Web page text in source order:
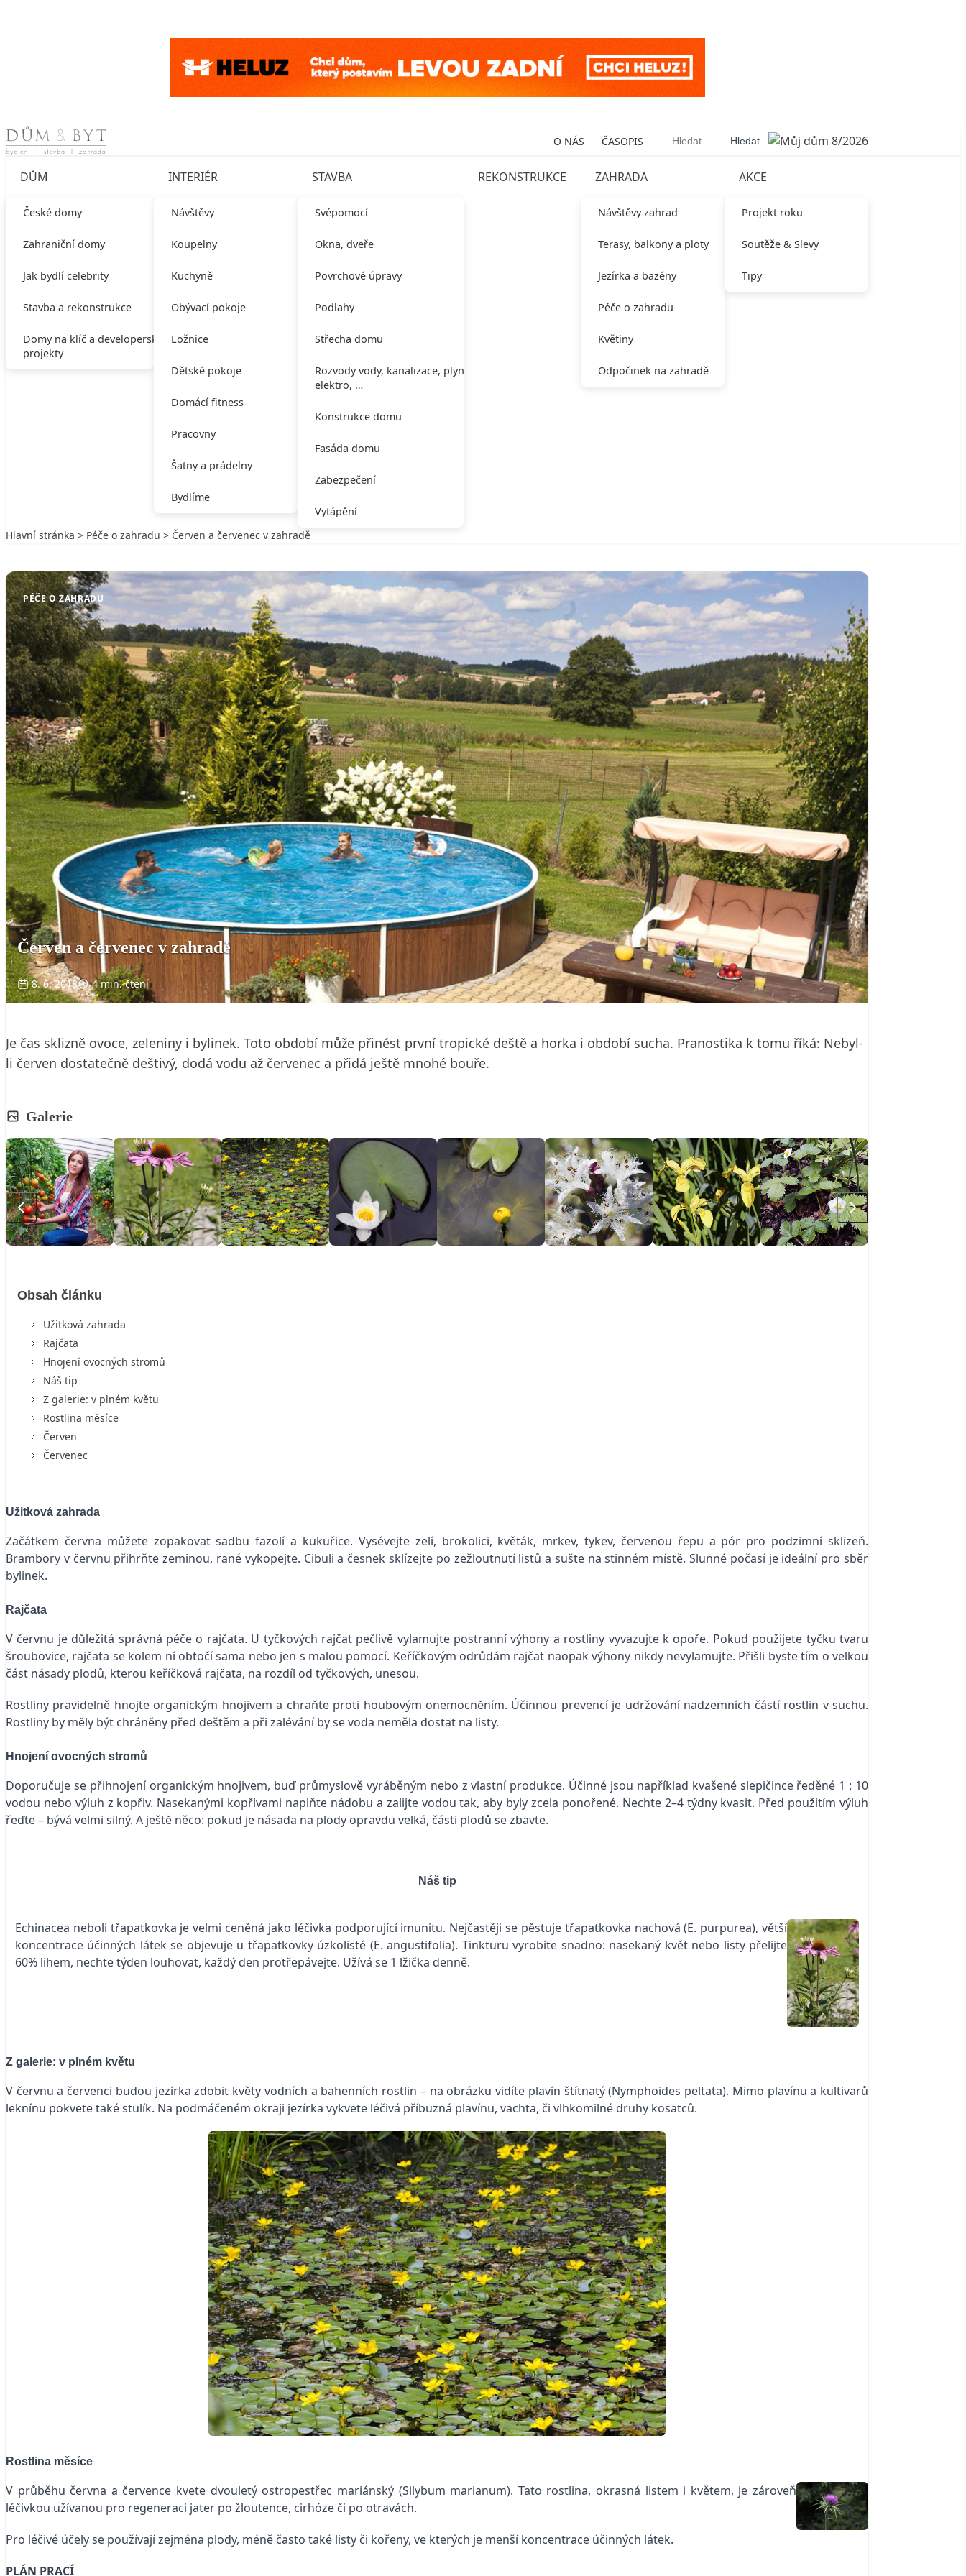
Skip to content O NÁS ČASOPIS Vyhledávání
DŮM
České domy
Zahraniční domy
Jak bydlí celebrity
Stavba a rekonstrukce
Domy na klíč a developerské
projekty
INTERIÉR
Návštěvy
Koupelny
Kuchyně
Obývací pokoje
Ložnice
Dětské pokoje
Domácí fitness
Pracovny
Šatny a prádelny
Bydlíme
STAVBA
Svépomocí
Okna, dveře
Povrchové úpravy
Podlahy
Střecha domu
Rozvody vody, kanalizace, plynu,
elektro, …
Konstrukce domu
Fasáda domu
Zabezpečení
Vytápění
REKONSTRUKCE ZAHRADA
Návštěvy zahrad
Terasy, balkony a ploty
Jezírka a bazény
Péče o zahradu
Květiny
Odpočinek na zahradě
AKCE
Projekt roku
Soutěže & Slevy
Tipy
Hlavní stránka > Péče o zahradu > Červen a červenec v zahradě
PÉČE O ZAHRADU
Červen a červenec v zahradě
8. 6. 2018 4 min. čtení
Je čas sklizně ovoce, zeleniny i bylinek. Toto období může přinést první tropické deště a horka i období sucha. Pranostika k tomu říká: Nebyl-
li červen dostatečně deštivý, dodá vodu až červenec a přidá ještě mnohé bouře.
Galerie
Obsah článku
Užitková zahrada
Rajčata
Hnojení ovocných stromů
Náš tip
Z galerie: v plném květu
Rostlina měsíce
Červen
Červenec
Užitková zahrada
Začátkem června můžete zopakovat sadbu fazolí a kukuřice. Vysévejte zelí, brokolici, květák, mrkev, tykev, červenou řepu a pór pro podzimní sklizeň.
Brambory v červnu přihrňte zeminou, rané vykopejte. Cibuli a česnek sklízejte po zežloutnutí listů a sušte na stinném místě. Slunné počasí je ideální pro sběr
bylinek.
Rajčata
V červnu je důležitá správná péče o rajčata. U tyčkových rajčat pečlivě vylamujte postranní výhony a rostliny vyvazujte k opoře. Pokud použijete tyčku tvaru
šroubovice, rajčata se kolem ní obtočí sama nebo jen s malou pomocí. Keříčkovým odrůdám rajčat naopak výhony nikdy nevylamujte. Přišli byste tím o velkou
část násady plodů, kterou keříčková rajčata, na rozdíl od tyčkových, unesou.
Rostliny pravidelně hnojte organickým hnojivem a chraňte proti houbovým onemocněním. Účinnou prevencí je udržování nadzemních částí rostlin v suchu.
Rostliny by měly být chráněny před deštěm a při zalévání by se voda neměla dostat na listy.
Hnojení ovocných stromů
Doporučuje se přihnojení organickým hnojivem, buď průmyslově vyráběným nebo z vlastní produkce. Účinné jsou například kvašené slepičince ředěné 1 : 10
vodou nebo výluh z kopřiv. Nasekanými kopřivami naplňte nádobu a zalijte vodou tak, aby byly zcela ponořené. Nechte 2–4 týdny kvasit. Před použitím výluh
řeďte – bývá velmi silný. A ještě něco: pokud je násada na plody opravdu velká, části plodů se zbavte.
Náš tip
Echinacea neboli třapatkovka je velmi ceněná jako léčivka podporující imunitu. Nejčastěji se pěstuje třapatkovka nachová (E. purpurea), větší
koncentrace účinných látek se objevuje u třapatkovky úzkolisté (E. angustifolia). Tinkturu vyrobíte snadno: nasekaný květ nebo listy přelijte
60% lihem, nechte týden louhovat, každý den protřepávejte. Užívá se 1 lžička denně.
Z galerie: v plném květu
V červnu a červenci budou jezírka zdobit květy vodních a bahenních rostlin – na obrázku vidíte plavín štítnatý (­Nymphoides peltata). Mimo plavínu a kultivarů
leknínu pokvete také stulík. Na podmáčeném okraji jezírka vykvete léčivá příbuzná plavínu, vachta, či vlhkomilné druhy kosatců.
Rostlina měsíce
V průběhu června a července kvete dvouletý ostropestřec mariánský (Silybum marianum). Tato rostlina, okrasná listem i květem, je zároveň
léčivkou užívanou pro regeneraci jater po žloutence, cirhóze či po otravách.
Pro léčivé účely se používají zejména plody, méně často také listy či kořeny, ve kterých je menší koncentrace účinných látek.
PLÁN PRACÍ